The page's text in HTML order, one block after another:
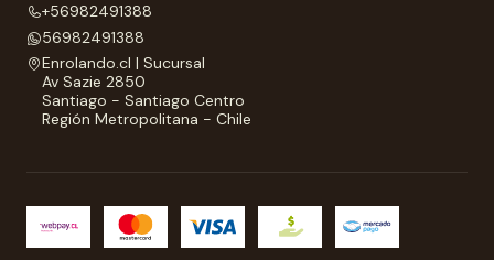
+56982491388
56982491388
Enrolando.cl | Sucursal
Av Sazie 2850
Santiago - Santiago Centro
Región Metropolitana - Chile